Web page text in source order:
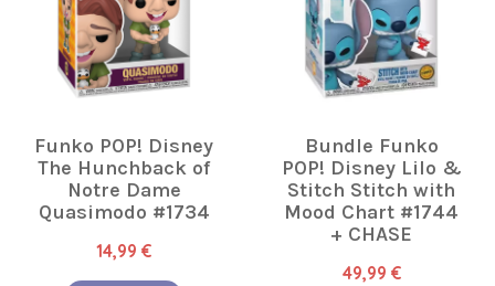
Funko POP! Disney
The Hunchback of
Notre Dame
Quasimodo #1734
14,99 €
Bundle Funko
POP! Disney Lilo &
Stitch Stitch with
Mood Chart #1744
+ CHASE
49,99 €